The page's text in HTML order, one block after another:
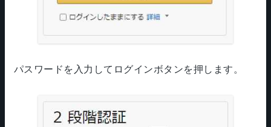
パスワードを入力してログインボタンを押します。